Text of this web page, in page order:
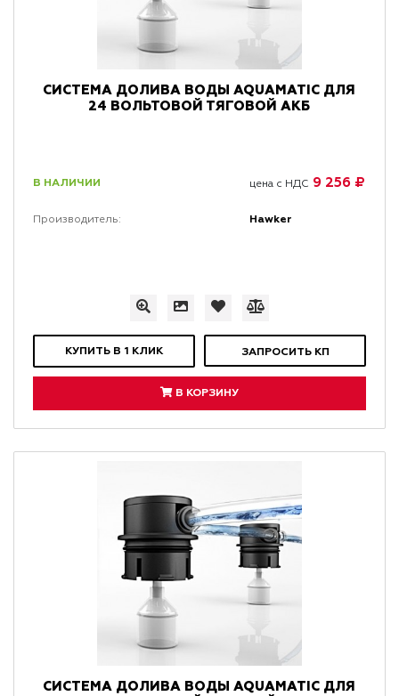
СИСТЕМА ДОЛИВА ВОДЫ AQUAMATIC ДЛЯ
24 ВОЛЬТОВОЙ ТЯГОВОЙ АКБ
В НАЛИЧИИ цена с НДС 9 256 ₽
Производитель: Hawker
КУПИТЬ В 1 КЛИК ЗАПРОСИТЬ КП
В КОРЗИНУ
СИСТЕМА ДОЛИВА ВОДЫ AQUAMATIC ДЛЯ